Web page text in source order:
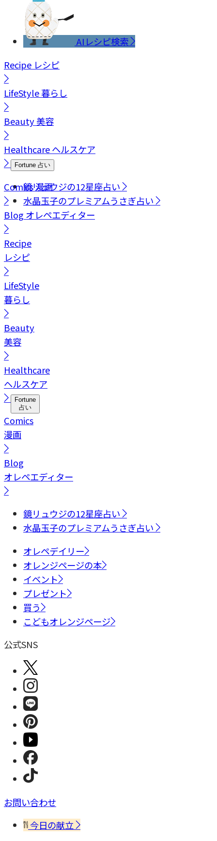
AIレシピ検索
Recipe レシピ
LifeStyle暮らし
Beauty美容
Healthcareヘルスケア
Fortune 占い
鏡リュウジの12星座占い
水晶玉子のプレミアムうさぎ占い
Comics漫画
Blog オレペエディター
Recipe
レシピ
LifeStyle
暮らし
Beauty
美容
Healthcare
ヘルスケア
Fortune
占い
Comics
漫画
Blog
オレペエディター
鏡リュウジの12星座占い
水晶玉子のプレミアムうさぎ占い
オレペデイリー
オレンジページの本
イベント
プレゼント
買う
こどもオレンジページ
公式SNS
お問い合わせ
今日の献立